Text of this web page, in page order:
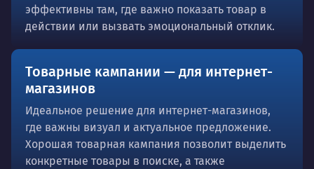
эффективны там, где важно показать товар в
действии или вызвать эмоциональный отклик.
Товарные кампании — для интернет-
магазинов
Идеальное решение для интернет-магазинов,
где важны визуал и актуальное предложение.
Хорошая товарная кампания позволит выделить
конкретные товары в поиске, а также